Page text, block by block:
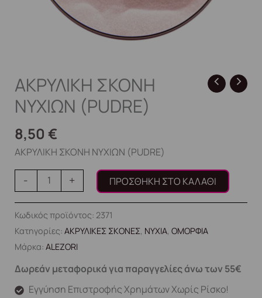
ΑΚΡΥΛΙΚΗ ΣΚΟΝΗ
ΝΥΧΙΩΝ (PUDRE)
8,50 €
ΑΚΡΥΛΙΚΗ ΣΚΟΝΗ ΝΥΧΙΩΝ (PUDRE)
- + ΠΡΟΣΘΉΚΗ ΣΤΟ ΚΑΛΆΘΙ
Κωδικός προϊόντος: 2371
Κατηγορίες: ΑΚΡΥΛΙΚΕΣ ΣΚΟΝΕΣ, ΝΥΧΙΑ, ΟΜΟΡΦΙΑ
Μάρκα: ALEZORI
Δωρεάν μεταφορικά για παραγγελίες άνω των 55€
Εγγύηση Επιστροφής Χρημάτων Χωρίς Ρίσκο!